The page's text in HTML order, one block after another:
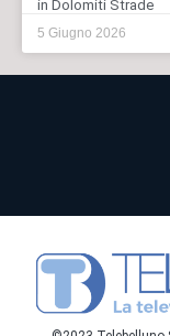
in Dolomiti Strade
5 Giugno 2026